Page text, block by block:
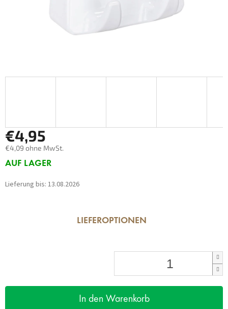
€4,95
€4,09 ohne MwSt.
Verkaufspreis:
AUF LAGER
Lieferung bis: 13.08.2026
LIEFEROPTIONEN
In den Warenkorb